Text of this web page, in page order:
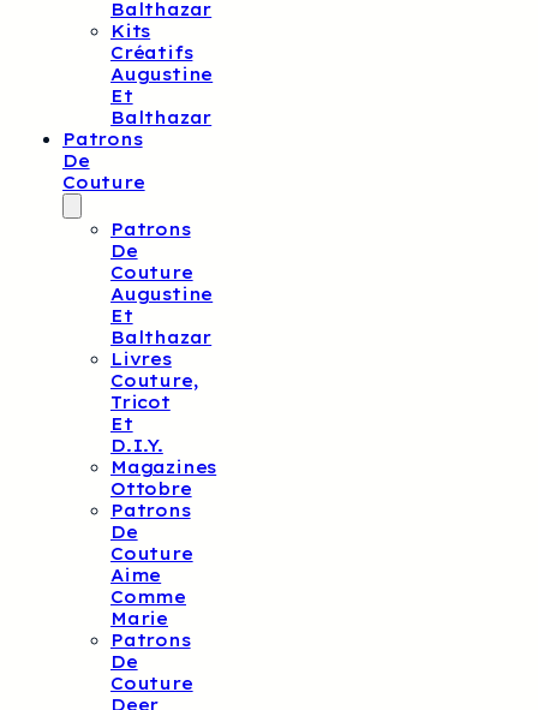
Balthazar
Kits
Créatifs
Augustine
Et
Balthazar
Patrons
De
Couture
Patrons
De
Couture
Augustine
Et
Balthazar
Livres
Couture,
Tricot
Et
D.I.Y.
Magazines
Ottobre
Patrons
De
Couture
Aime
Comme
Marie
Patrons
De
Couture
Deer